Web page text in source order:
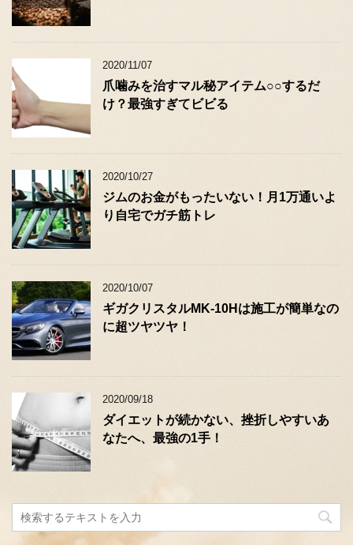
2020/11/07
爪噛みを治すマル秘アイテム○○するだ
け？最強すぎてビビる
2020/10/27
ジムのお金がもったいない！月1万通いよ
り自宅でガチ筋トレ
2020/10/07
ギガクリスタルMK-10Hは施工が簡単なの
に超ツヤツヤ！
2020/09/18
ダイエットが続かない、挫折しやすいあ
なたへ、最強の1手！